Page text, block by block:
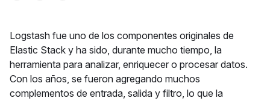
Logstash fue uno de los componentes originales de
Elastic Stack y ha sido, durante mucho tiempo, la
herramienta para analizar, enriquecer o procesar datos.
Con los años, se fueron agregando muchos
complementos de entrada, salida y filtro, lo que la